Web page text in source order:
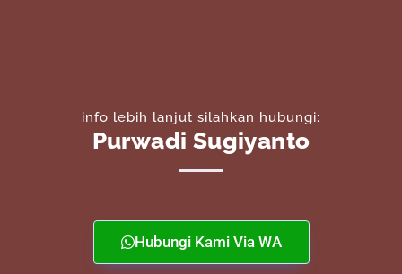
info lebih lanjut silahkan hubungi:
Purwadi Sugiyanto
Hubungi Kami Via WA